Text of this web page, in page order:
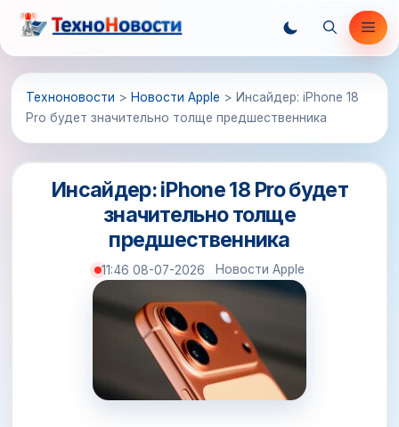
Перейти
содержимому
Техноновости > Новости Apple > Инсайдер: iPhone 18
Pro будет значительно толще предшественника
Инсайдер: iPhone 18 Pro будет
значительно толще
предшественника
11:46 08-07-2026 Новости Apple